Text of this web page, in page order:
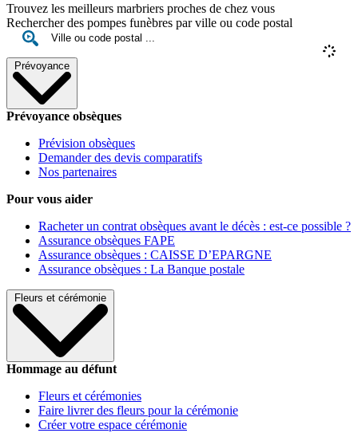
Trouvez les meilleurs marbriers proches de chez vous
Rechercher des pompes funèbres par ville ou code postal
Prévoyance
Prévoyance obsèques
Prévision obsèques
Demander des devis comparatifs
Nos partenaires
Pour vous aider
Racheter un contrat obsèques avant le décès : est-ce possible ?
Assurance obsèques FAPE
Assurance obsèques : CAISSE D’EPARGNE
Assurance obsèques : La Banque postale
Fleurs et cérémonie
Hommage au défunt
Fleurs et cérémonies
Faire livrer des fleurs pour la cérémonie
Créer votre espace cérémonie